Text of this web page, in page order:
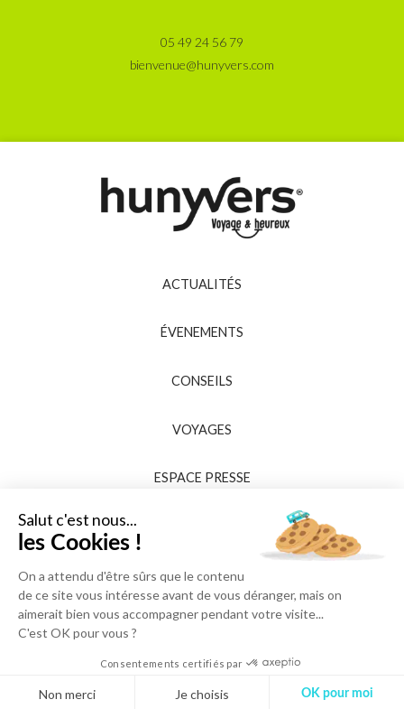
05 49 24 56 79
bienvenue@hunyvers.com
ACTUALITÉS
ÉVENEMENTS
CONSEILS
VOYAGES
ESPACE PRESSE
Salut c'est nous...
les Cookies !
On a attendu d'être sûrs que le contenu
de ce site vous intéresse avant de vous déranger, mais on
aimerait bien vous accompagner pendant votre visite...
C'est OK pour vous ?
Consentements certifiés par
Non merci Je choisis OK pour moi